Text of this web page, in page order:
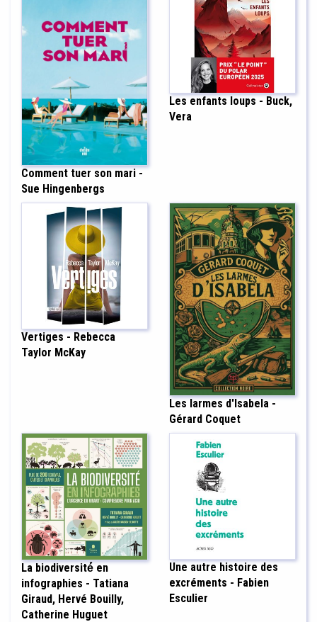
Comment tuer son mari -
Sue Hingenbergs
Les enfants loups - Buck,
Vera
Vertiges - Rebecca
Taylor McKay
Les larmes d'Isabela -
Gérard Coquet
La biodiversité́ en
infographies - Tatiana
Giraud, Hervé Bouilly,
Catherine Huguet
Une autre histoire des
excréments - Fabien
Esculier